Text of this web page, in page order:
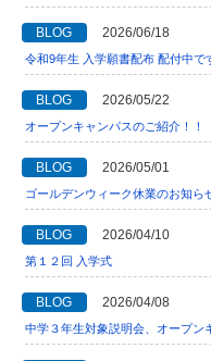
BLOG 2026/06/18
令和9年生 入学願書配布 配付中で
BLOG 2026/05/22
オープンキャンパスのご紹介！！
BLOG 2026/05/01
ゴールデンウィーク休業のお知ら
BLOG 2026/04/10
第１２回 入学式
BLOG 2026/04/08
中学３年生対象説明会、オープン